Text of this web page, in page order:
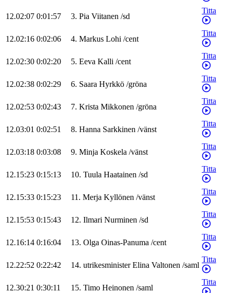
12.02:07 0:01:57 3. Pia Viitanen /sd
Titta
12.02:16 0:02:06 4. Markus Lohi /cent
Titta
12.02:30 0:02:20 5. Eeva Kalli /cent
Titta
12.02:38 0:02:29 6. Saara Hyrkkö /gröna
Titta
12.02:53 0:02:43 7. Krista Mikkonen /gröna
Titta
12.03:01 0:02:51 8. Hanna Sarkkinen /vänst
Titta
12.03:18 0:03:08 9. Minja Koskela /vänst
Titta
12.15:23 0:15:13 10. Tuula Haatainen /sd
Titta
12.15:33 0:15:23 11. Merja Kyllönen /vänst
Titta
12.15:53 0:15:43 12. Ilmari Nurminen /sd
Titta
12.16:14 0:16:04 13. Olga Oinas-Panuma /cent
Titta
12.22:52 0:22:42 14. utrikesminister Elina Valtonen /saml
Titta
12.30:21 0:30:11 15. Timo Heinonen /saml
Titta